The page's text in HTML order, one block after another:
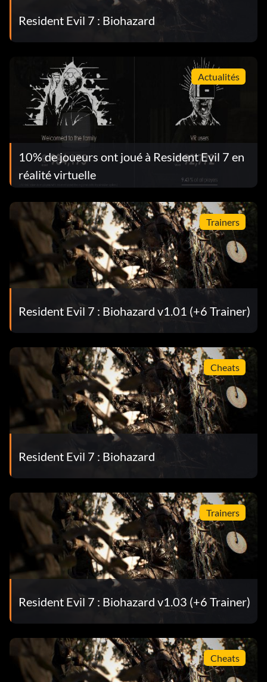
Resident Evil 7 : Biohazard
Actualités
10% de joueurs ont joué à Resident Evil 7 en
réalité virtuelle
Trainers
Resident Evil 7 : Biohazard v1.01 (+6 Trainer)
Cheats
Resident Evil 7 : Biohazard
Trainers
Resident Evil 7 : Biohazard v1.03 (+6 Trainer)
Cheats